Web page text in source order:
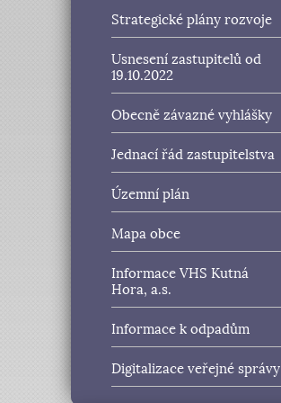
Strategické plány rozvoje
Usnesení zastupitelů od
19.10.2022
Obecně závazné vyhlášky
Jednací řád zastupitelstva
Územní plán
Mapa obce
Informace VHS Kutná
Hora, a.s.
Informace k odpadům
Digitalizace veřejné správy